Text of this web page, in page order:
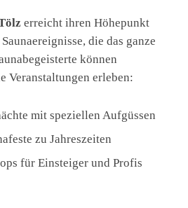
erreicht ihren Höhepunkt
die das ganze
können
Veranstaltungen erleben:
mit speziellen Aufgüssen
zu Jahreszeiten
für Einsteiger und Profis